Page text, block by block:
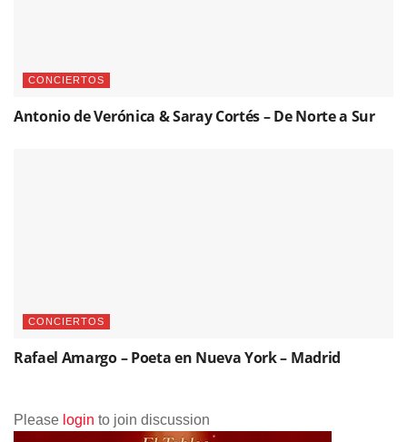
CONCIERTOS
Antonio de Verónica & Saray Cortés – De Norte a Sur
CONCIERTOS
Rafael Amargo – Poeta en Nueva York – Madrid
Please login to join discussion